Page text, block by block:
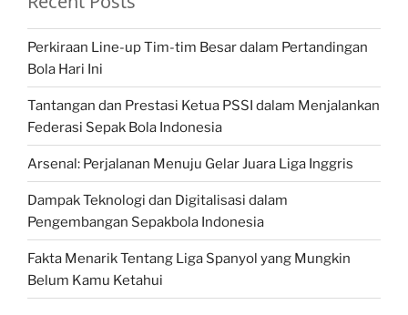
Perkiraan Line-up Tim-tim Besar dalam Pertandingan
Bola Hari Ini
Tantangan dan Prestasi Ketua PSSI dalam Menjalankan
Federasi Sepak Bola Indonesia
Arsenal: Perjalanan Menuju Gelar Juara Liga Inggris
Dampak Teknologi dan Digitalisasi dalam
Pengembangan Sepakbola Indonesia
Fakta Menarik Tentang Liga Spanyol yang Mungkin
Belum Kamu Ketahui